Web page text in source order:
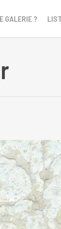
GALERIE ?